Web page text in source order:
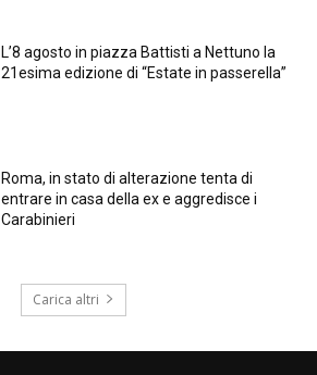
L’8 agosto in piazza Battisti a Nettuno la
21esima edizione di “Estate in passerella”
Roma, in stato di alterazione tenta di
entrare in casa della ex e aggredisce i
Carabinieri
Carica altri